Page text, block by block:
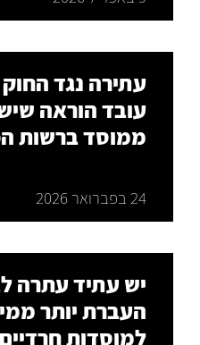
עתירה נגד
עובד הוראה
ממוסד ברשות
24 בפברואר 2026
יש עתיד עתרה
העברת יותר
למוסדות חרדיים